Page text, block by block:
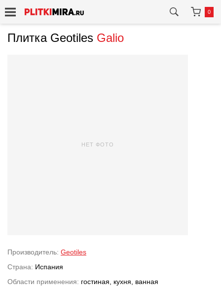
0
Плитка Geotiles Galio
НЕТ ФОТО
Производитель: Geotiles
Страна: Испания
Области применения: гостиная, кухня, ванная